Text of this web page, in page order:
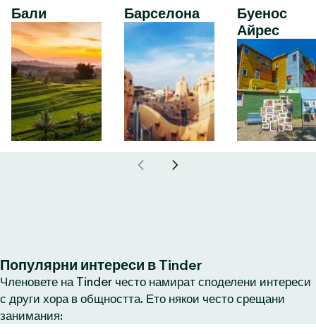
Бали Барселона
Буенос
Айрес
Популярни интереси в Tinder
Членовете на Tinder често намират споделени интереси
с други хора в общността. Ето някои често срещани
занимания: